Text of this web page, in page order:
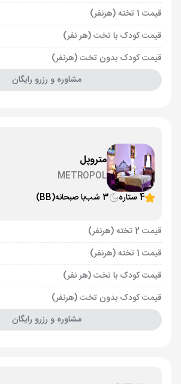
قیمت 1 تخته (هرنفر)
قیمت کودک با تخت (هر نفر)
قیمت کودک بدون تخت (هرنفر)
مشاوره و رزرو رایگان
متروپل
METROPOL
4 ستاره
3 شب با صبحانه(BB)
قیمت 2 تخته (هرنفر)
قیمت 1 تخته (هرنفر)
قیمت کودک با تخت (هر نفر)
قیمت کودک بدون تخت (هرنفر)
مشاوره و رزرو رایگان